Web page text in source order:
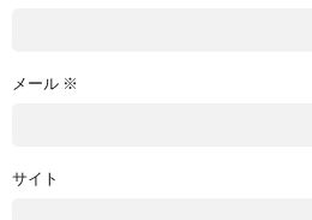
メール ※
サイト